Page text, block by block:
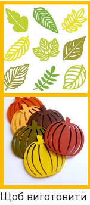
Щоб виготовити